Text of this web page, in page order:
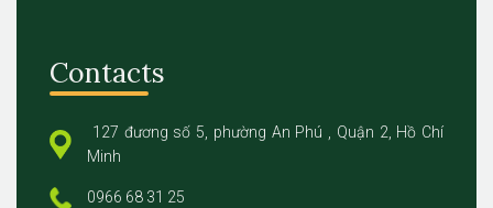
Contacts
127 đương số 5, phường An Phú , Quận 2, Hồ Chí
Minh
0966 68 31 25